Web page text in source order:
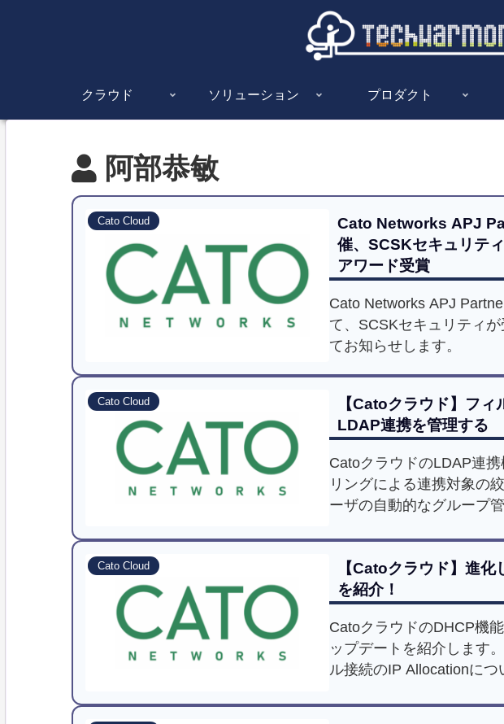
クラウド ソリューション プロダクト
阿部恭敏
Cato Cloud
Cato Networks APJ
催、SCSKセキュリテ
アワード受賞
Cato Networks APJ
て、SCSKセキュリティ
てお知らせします。
Cato Cloud
【Catoクラウド】フ
LDAP連携を管理する
CatoクラウドのLDAP連
リングによる連携対象の
ーザの自動的なグループ
Cato Cloud
【Catoクラウド】進
を紹介！
CatoクラウドのDHCP機
ップデートを紹介します
ル接続のIP Allocationに